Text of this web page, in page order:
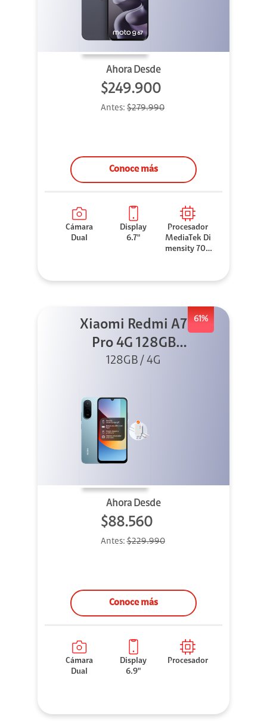
Ahora Desde
$249.900
Antes: $279.990
Conoce más
Cámara
Dual
Display
6.7"
Procesador
MediaTek Di
mensity 706
61%
Xiaomi Redmi A7
Pro 4G 128GB
Azul + Cargador
128GB / 4G
Ahora Desde
$88.560
Antes:$229.990
Conoce más
Cámara
Dual
Display
6.9"
Procesador